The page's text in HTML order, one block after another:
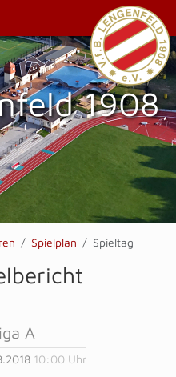
1908
Spielplan Spieltag
A
10:00 Uhr